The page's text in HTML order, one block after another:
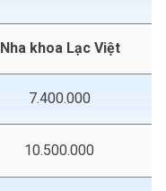
khoa Lạc Việt
7.400.000
10.500.000